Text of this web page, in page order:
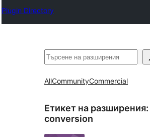
Plugin Directory
Търсене
AllCommunityCommercial
Етикет на разширения:
conversion